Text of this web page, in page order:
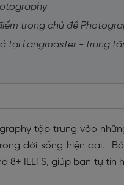
trong chủ đề
tại Langmaster - trung
tập trung vào
đời sống hiện đại.
8+ IELTS, giúp bạn tự